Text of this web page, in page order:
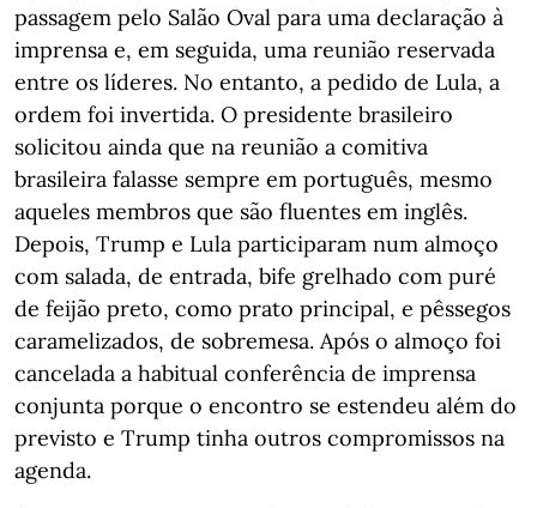
passagem pelo Salão Oval para uma declaração à
imprensa e, em seguida, uma reunião reservada
entre os líderes. No entanto, a pedido de Lula, a
ordem foi invertida. O presidente brasileiro
solicitou ainda que na reunião a comitiva
brasileira falasse sempre em português, mesmo
aqueles membros que são fluentes em inglês.
Depois, Trump e Lula participaram num almoço
com salada, de entrada, bife grelhado com puré
de feijão preto, como prato principal, e pêssegos
caramelizados, de sobremesa. Após o almoço foi
cancelada a habitual conferência de imprensa
conjunta porque o encontro se estendeu além do
previsto e Trump tinha outros compromissos na
agenda.